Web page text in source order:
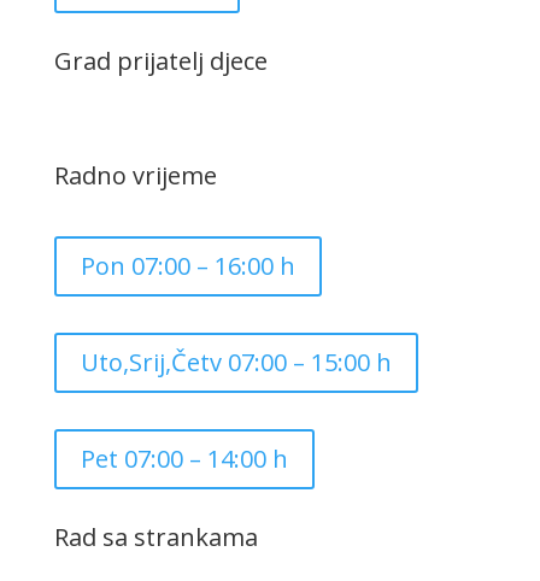
Grad prijatelj djece
Radno vrijeme
Pon 07:00 – 16:00 h
Uto,Srij,Četv 07:00 – 15:00 h
Pet 07:00 – 14:00 h
Rad sa strankama